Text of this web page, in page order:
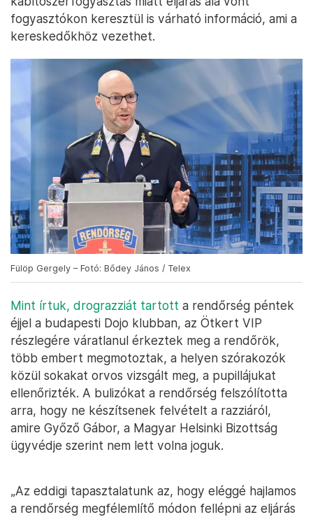
fogyasztókon keresztül is várható információ, ami a
kereskedőkhöz vezethet.
Fülöp Gergely – Fotó: Bődey János / Telex
Mint írtuk, drograzziát tartott a rendőrség péntek
éjjel a budapesti Dojo klubban, az Ötkert VIP
részlegére váratlanul érkeztek meg a rendőrök,
több embert megmotoztak, a helyen szórakozók
közül sokakat orvos vizsgált meg, a pupillájukat
ellenőrizték. A bulizókat a rendőrség felszólította
arra, hogy ne készítsenek felvételt a razziáról,
amire Győző Gábor, a Magyar Helsinki Bizottság
ügyvédje szerint nem lett volna joguk.
„Az eddigi tapasztalatunk az, hogy eléggé hajlamos
a rendőrség megfélemlítő módon fellépni az eljárás